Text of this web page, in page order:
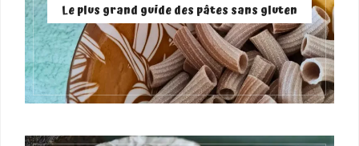
Le plus grand guide des pâtes sans gluten